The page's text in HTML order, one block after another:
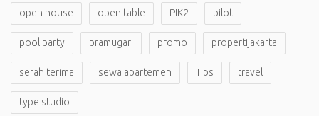
open house open table PIK2 pilot
pool party pramugari promo propertijakarta
serah terima sewa apartemen Tips travel
type studio